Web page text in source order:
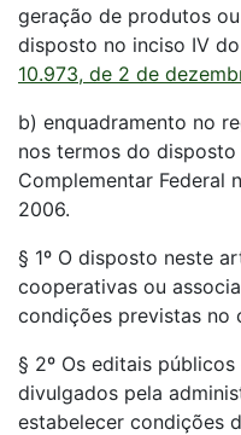
geração de produtos
disposto no inciso IV
10.973, de 2 de
b) enquadramento no
nos termos do
Complementar Federal
2006.
§ 1º O disposto neste
cooperativas ou
condições previstas no
§ 2º Os editais
divulgados pela
estabelecer condições